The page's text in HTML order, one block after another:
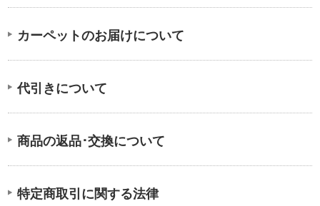
カーペットのお届けについて
代引きについて
商品の返品･交換について
特定商取引に関する法律